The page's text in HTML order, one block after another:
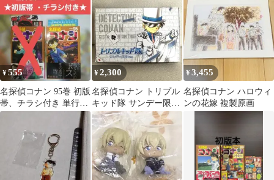
ップ 毛利小五郎
ールペン
¥555
名探偵コナン 95巻 初版
帯、チラシ付き 単行本
青山剛昌
¥2,300
名探偵コナン トリプル
キッド隊 サンデー限定
ver. コナン 安室透
赤井秀一
¥3,455
名探偵コナン ハロウィ
ンの花嫁 複製原画